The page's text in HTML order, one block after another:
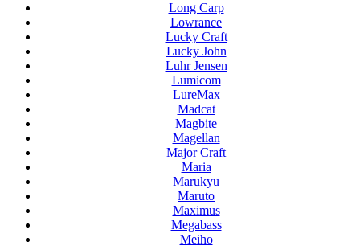
Long Carp
Lowrance
Lucky Craft
Lucky John
Luhr Jensen
Lumicom
LureMax
Madcat
Magbite
Magellan
Major Craft
Maria
Marukyu
Maruto
Maximus
Megabass
Meiho